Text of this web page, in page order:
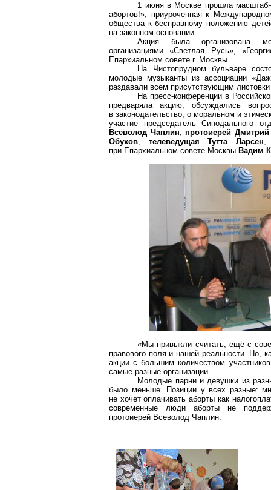
1 июня в Москве прошла
абортов!», приуроченная к
общества к бесправному положению
на законном основании.
Акция была организована
организациями «Светлая Русь», «
Епархиальном совете г. Москвы.
На Чистопрудном бульваре
молодые музыканты из ассоциации «
раздавали всем присутствующим
На пресс-конференции в
предваряла акцию, обсуждались
в законодательство, о моральном и
участие председатель Синодального
Всеволод Чаплин,протоиерей
Обухов, телеведущаяТутта Ларсен,
при Епархиальном совете Москвы Вадим
«Мы привыкли считать, ещё с
правового поля и нашей реальности. Но,
акции с большим количеством
самые разные организации.
Молодые парни и девушки из
было меньше. Позиции у всех разные:
не хочет оплачивать аборты как
современные люди аборты не
протоиерей Всеволод Чаплин.